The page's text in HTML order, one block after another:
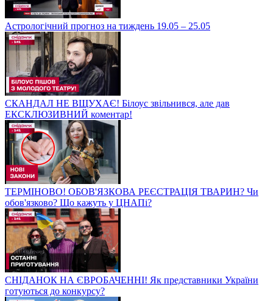
Астрологічний прогноз на тиждень 19.05 – 25.05
СКАНДАЛ НЕ ВЩУХАЄ! Білоус звільнився, але дав
ЕКСКЛЮЗИВНИЙ коментар!
ТЕРМІНОВО! ОБОВ'ЯЗКОВА РЕЄСТРАЦІЯ ТВАРИН? Чи
обов'язково? Що кажуть у ЦНАПі?
СНІДАНОК НА ЄВРОБАЧЕННІ! Як представники України
готуються до конкурсу?